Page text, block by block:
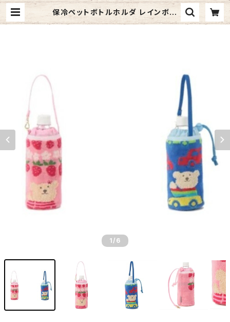
保冷ペットボトルホルダ レインボー
ベア わくわく ペットボトルケース 今
1 /6